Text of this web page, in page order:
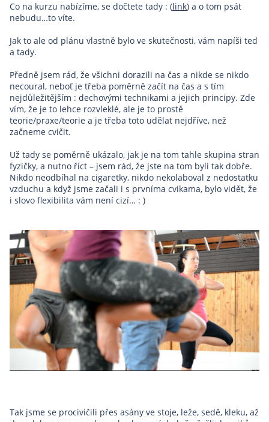
Co na kurzu nabízíme, se dočtete tady : (link) a o tom psát
nebudu…to víte.
Jak to ale od plánu vlastně bylo ve skutečnosti, vám napíši ted
a tady.
Předně jsem rád, že všichni dorazili na čas a nikde se nikdo
necoural, neboť je třeba poměrně začít na čas a s tím
nejdůležitějším : dechovými technikami a jejich principy. Zde
vím, že je to lehce rozvleklé, ale je to prostě
teorie/praxe/teorie a je třeba toto udělat nejdříve, než
začneme cvičit.
Už tady se poměrně ukázalo, jak je na tom tahle skupina stran
fyzičky, a nutno říct – jsem rád, že jste na tom byli tak dobře.
Nikdo neodbíhal na cigaretky, nikdo nekolaboval z nedostatku
vzduchu a když jsme začali i s prvníma cvikama, bylo vidět, že
i slovo flexibilita vám není cizí… : )
Tak jsme se procivičili přes asány ve stoje, leže, sedě, kleku, až